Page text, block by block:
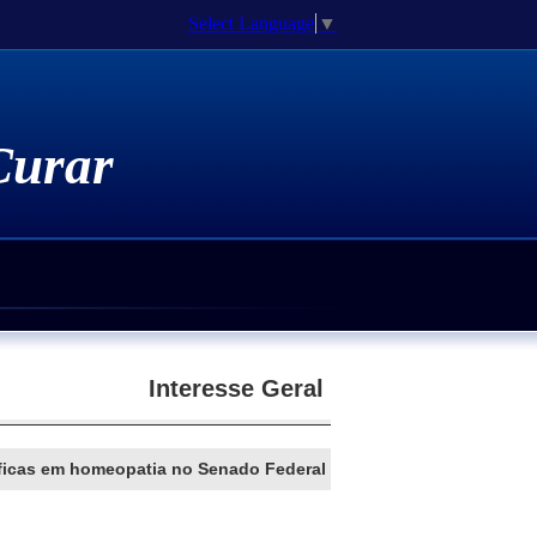
Select Language ▼
Espiritualidade
Doutorado / Pós-Doutorado
Interesse Geral
em homeopatia no Senado Federal